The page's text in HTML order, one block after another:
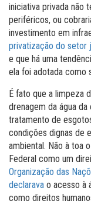
iniciativa privada não
periféricos, ou
investimento em
privatização do setor
e que há uma
ela foi adotada como
É fato que a limpeza
drenagem da água
tratamento de
condições dignas de
ambiental. Não à toa
Federal como um
Organização das
declarava o acesso à
como direitos